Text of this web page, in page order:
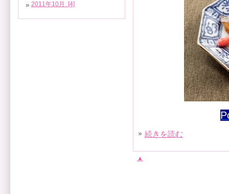
続きを読む
▲
2011年10月 [4]